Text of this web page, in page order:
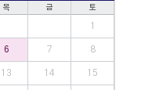
목 금
토
1
6 7 8
13 14 15